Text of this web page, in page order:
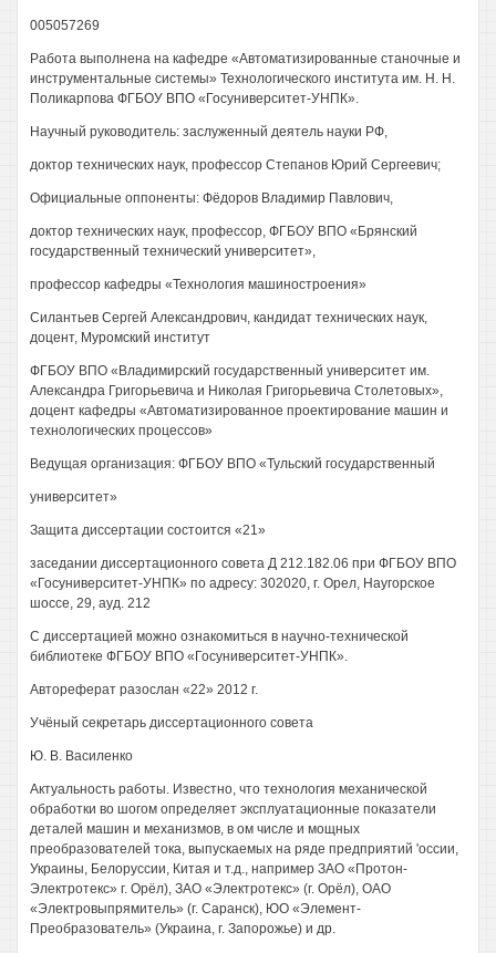
005057269
Работа выполнена на кафедре «Автоматизированные станочные и
инструментальные системы» Технологического института им. Н. Н.
Поликарпова ФГБОУ ВПО «Госуниверситет-УНПК».
Научный руководитель: заслуженный деятель науки РФ,
доктор технических наук, профессор Степанов Юрий Сергеевич;
Официальные оппоненты: Фёдоров Владимир Павлович,
доктор технических наук, профессор, ФГБОУ ВПО «Брянский
государственный технический университет»,
профессор кафедры «Технология машиностроения»
Силантьев Сергей Александрович, кандидат технических наук,
доцент, Муромский институт
ФГБОУ ВПО «Владимирский государственный университет им.
Александра Григорьевича и Николая Григорьевича Столетовых»,
доцент кафедры «Автоматизированное проектирование машин и
технологических процессов»
Ведущая организация: ФГБОУ ВПО «Тульский государственный
университет»
Защита диссертации состоится «21»
заседании диссертационного совета Д 212.182.06 при ФГБОУ ВПО
«Госуниверситет-УНПК» по адресу: 302020, г. Орел, Наугорское
шоссе, 29, ауд. 212
С диссертацией можно ознакомиться в научно-технической
библиотеке ФГБОУ ВПО «Госуниверситет-УНПК».
Автореферат разослан «22» 2012 г.
Учёный секретарь диссертационного совета
Ю. В. Василенко
Актуальность работы. Известно, что технология механической
обработки во шогом определяет эксплуатационные показатели
деталей машин и механизмов, в ом числе и мощных
преобразователей тока, выпускаемых на ряде предприятий 'оссии,
Украины, Белоруссии, Китая и т.д., например ЗАО «Протон-
Электротекс» г. Орёл), ЗАО «Электротекс» (г. Орёл), ОАО
«Электровыпрямитель» (г. Саранск), ЮО «Элемент-
Преобразователь» (Украина, г. Запорожье) и др.